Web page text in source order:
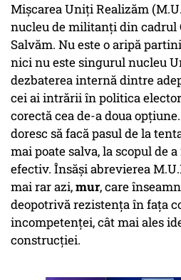
Mişcarea Uniţi Realizăm
nucleu de militanţi din
Salvăm. Nu este o aripă
nici nu este singurul nucleu
dezbaterea internă dintre
cei ai intrării în politica
corectă cea de-a doua
doresc să facă pasul de la
mai poate salva, la scopul de
efectiv. Însăşi abrevierea
mai rar azi,mur, care
deopotrivă rezistenţa în faţa
incompetenţei, cât mai ales
construcţiei.